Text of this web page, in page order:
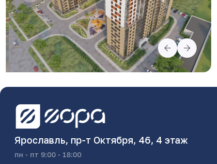
Ярославль, пр-т Октября, 46, 4 этаж
пн - пт 9:00 - 18:00